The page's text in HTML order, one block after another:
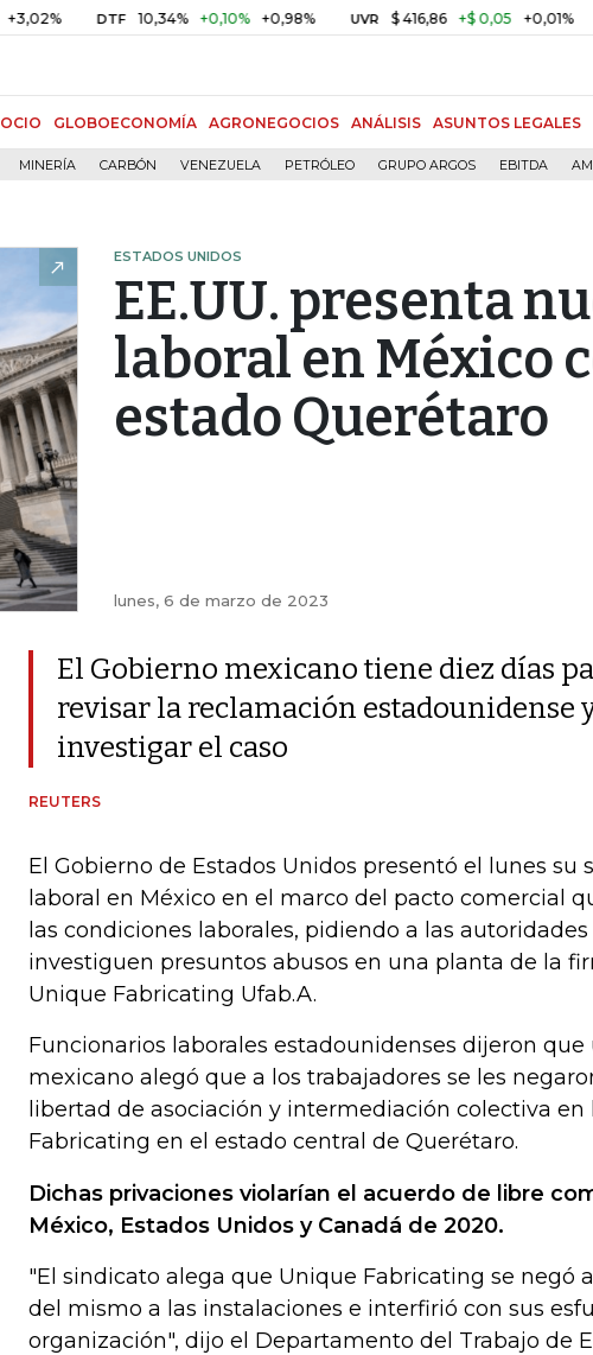
DTF 10,34% +0,10% +0,98% UVR $ 416,86 +$ 0,05 +0,01% BITCOIN
OCIO GLOBOECONOMÍA AGRONEGOCIOS ANÁLISIS ASUNTOS LEGALES
MINERÍA CARBÓN VENEZUELA PETRÓLEO GRUPO ARGOS EBITDA
ESTADOS UNIDOS
EE.UU. presenta
laboral en México
estado Querétaro
lunes, 6 de marzo de 2023
El Gobierno mexicano tiene diez días
revisar la reclamación estadounidense
investigar el caso
REUTERS
El Gobierno de Estados Unidos presentó el lunes su
laboral en México en el marco del pacto comercial
las condiciones laborales, pidiendo a las
investiguen presuntos abusos en una planta de la
Unique Fabricating Ufab.A.
Funcionarios laborales estadounidenses dijeron
mexicano alegó que a los trabajadores se les
libertad de asociación y intermediación colectiva
Fabricating en el estado central de Querétaro.
Dichas privaciones violarían el acuerdo de libre
México, Estados Unidos y Canadá de 2020.
"El sindicato alega que Unique Fabricating se negó
del mismo a las instalaciones e interfirió con sus
organización", dijo el Departamento del Trabajo de